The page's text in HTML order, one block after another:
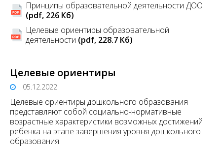
Принципы образовательной деятельности ДОО
(pdf, 226 Кб)
Целевые ориентиры образовательной
деятельности (pdf, 228.7 Кб)
Целевые ориентиры
05.12.2022
Целевые ориентиры дошкольного образования
представляют собой социально-нормативные
возрастные характеристики возможных достижений
ребенка на этапе завершения уровня дошкольного
образования.